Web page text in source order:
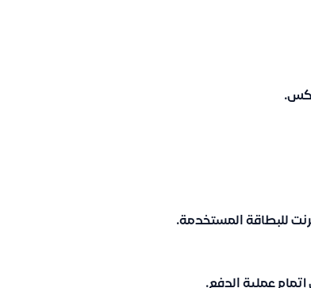
للبطاقة المستخدمة.
عملية الدفع.